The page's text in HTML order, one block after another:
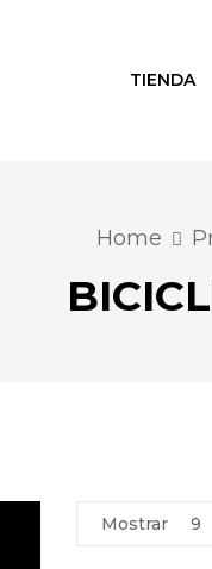
TIENDA
Home
Mostrar 9